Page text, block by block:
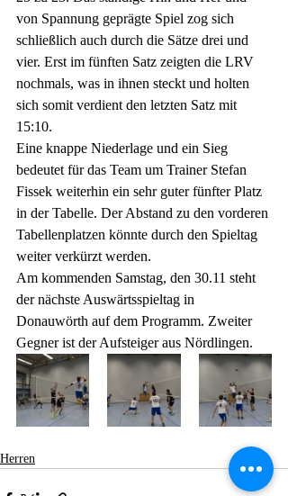
von Spannung geprägte Spiel zog sich
schließlich auch durch die Sätze drei und
vier. Erst im fünften Satz zeigten die LRV
nochmals, was in ihnen steckt und holten
sich somit verdient den letzten Satz mit
15:10.
Eine knappe Niederlage und ein Sieg
bedeutet für das Team um Trainer Stefan
Fissek weiterhin ein sehr guter fünfter Platz
in der Tabelle. Der Abstand zu den vorderen
Tabellenplatzen könnte durch den Spieltag
weiter verkürzt werden.
Am kommenden Samstag, den 30.11 steht
der nächste Auswärtsspieltag in
Donauwörth auf dem Programm. Zweiter
Gegner ist der Aufsteiger aus Nördlingen.
Herren